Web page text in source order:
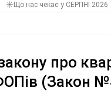
☀️Що нас чекає у СЕРПНІ 2026
про
(Закон